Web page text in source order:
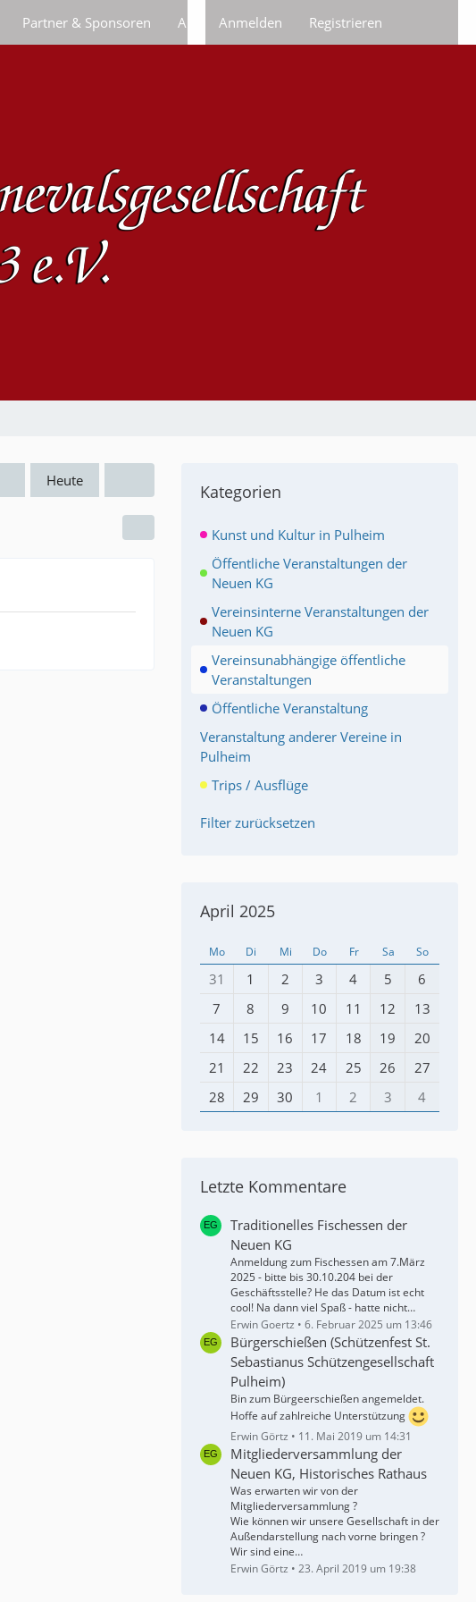
Partner & Sponsoren Anfragen/Bestellungen
Anmelden Registrieren
Heute
Kategorien
Kunst und Kultur in Pulheim
Öffentliche Veranstaltungen der
Neuen KG
Vereinsinterne Veranstaltungen der
Neuen KG
Vereinsunabhängige öffentliche
Veranstaltungen
Öffentliche Veranstaltung
Veranstaltung anderer Vereine in
Pulheim
Trips / Ausflüge
Filter zurücksetzen
April 2025
Mo Di Mi Do Fr Sa So
31 1 2 3 4 5
6
7
8 9 10 11 12
13
14
15 16 17 18 19
20
21
22 23 24 25 26
27
28
29 30 1 2 3 4
Letzte Kommentare
Traditionelles Fischessen der
Neuen KG
Anmeldung zum Fischessen am 7.März
2025 - bitte bis 30.10.204 bei der
Geschäftsstelle? He das Datum ist echt
cool! Na dann viel Spaß - hatte nicht…
Erwin Goertz
6. Februar 2025 um 13:46
Bürgerschießen (Schützenfest St.
Sebastianus Schützengesellschaft
Pulheim)
Bin zum Bürgeerschießen angemeldet.
Hoffe auf zahlreiche Unterstützung
Erwin Görtz
11. Mai 2019 um 14:31
Mitgliederversammlung der
Neuen KG, Historisches Rathaus
Was erwarten wir von der
Mitgliederversammlung ?
Wie können wir unsere Gesellschaft in der
Außendarstellung nach vorne bringen ?
Wir sind eine…
Erwin Görtz
23. April 2019 um 19:38